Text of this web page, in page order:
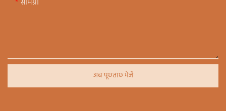
सामग्री
अब पूछताछ भेजें